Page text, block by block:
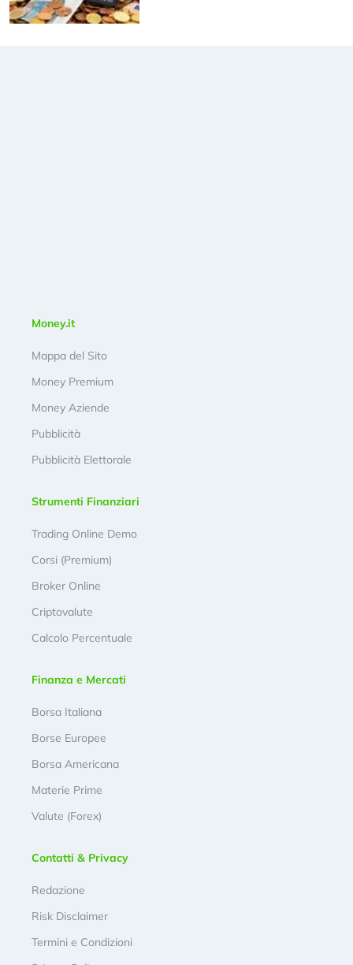
Money.it
Mappa del Sito
Money Premium
Money Aziende
Pubblicità
Pubblicità Elettorale
Strumenti Finanziari
Trading Online Demo
Corsi (Premium)
Broker Online
Criptovalute
Calcolo Percentuale
Finanza e Mercati
Borsa Italiana
Borse Europee
Borsa Americana
Materie Prime
Valute (Forex)
Contatti & Privacy
Redazione
Risk Disclaimer
Termini e Condizioni